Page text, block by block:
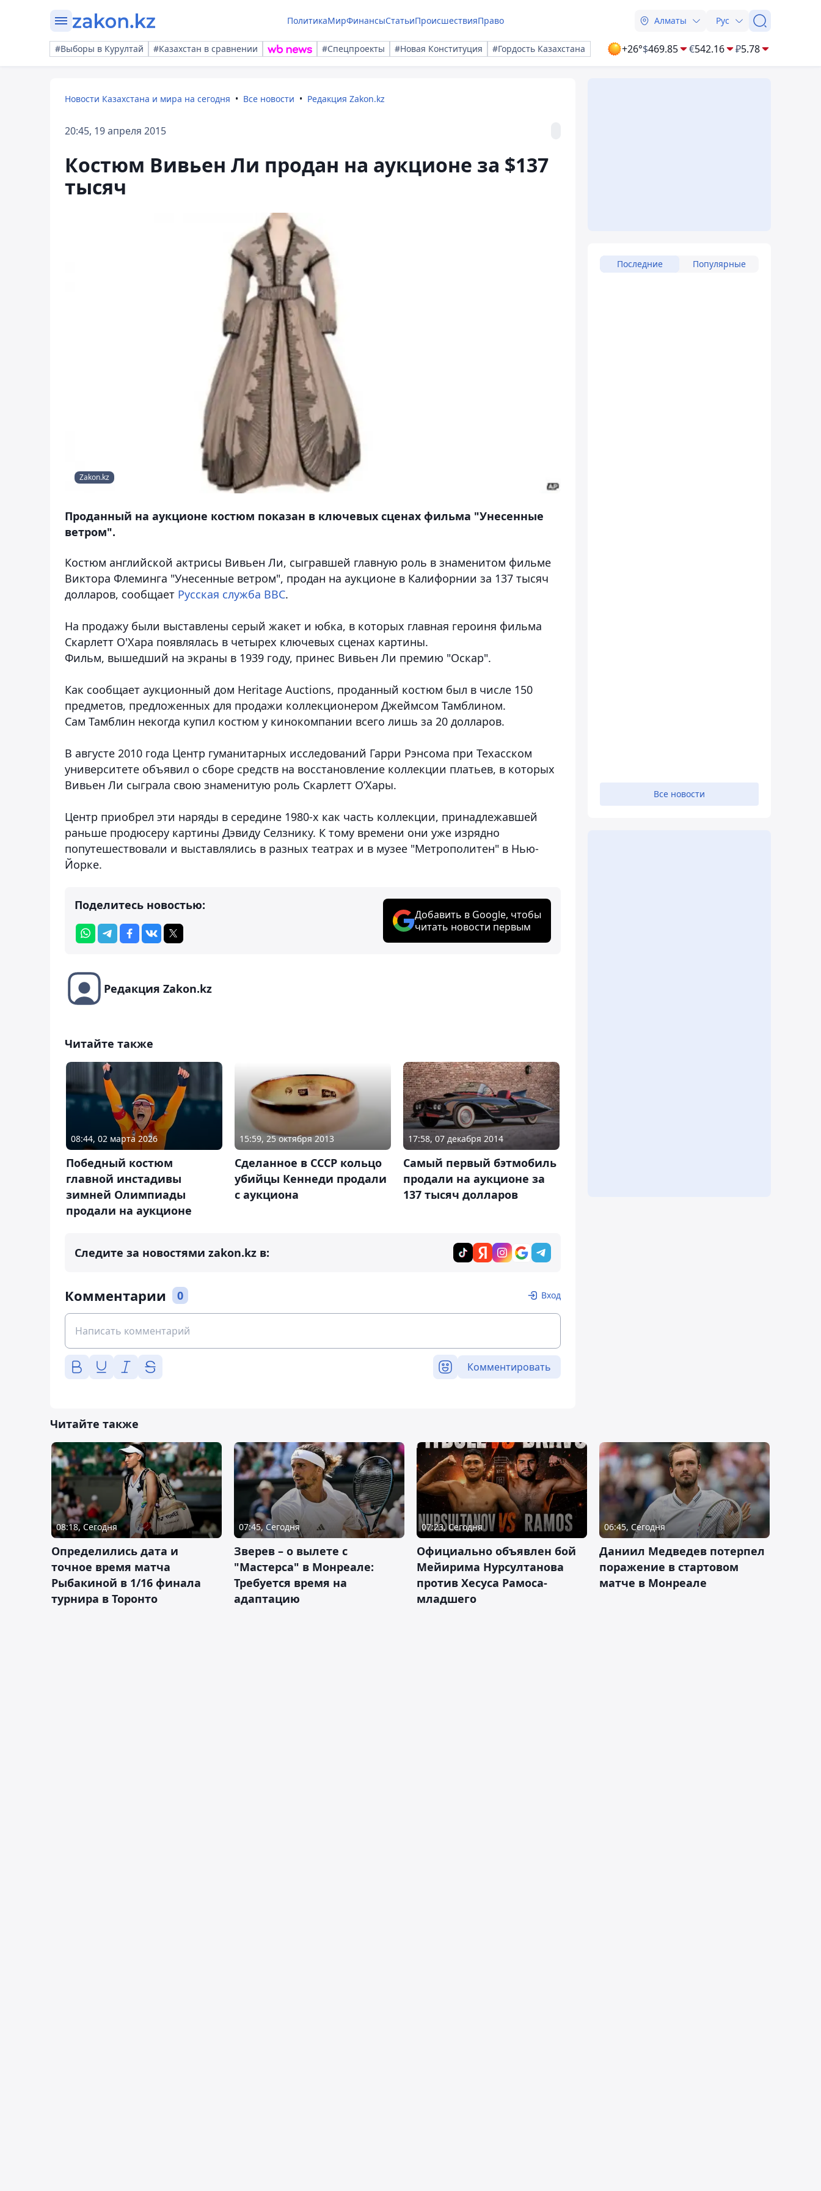
ПолитикаМирФинансыСтатьиПроисшествияПраво Алматы Рус
#Выборы в Курултай #Казахстан в сравнении #Спецпроекты #Новая Конституция #Гордость Казахстана +26°$469.85 €542.16 ₽5.78
Новости Казахстана и мира на сегодня Все новости Редакция Zakon.kz
20:45, 19 апреля 2015
Костюм Вивьен Ли продан на аукционе за $137
тысяч
Zakon.kz
Проданный на аукционе костюм показан в ключевых сценах фильма "Унесенные
ветром".
Костюм английской актрисы Вивьен Ли, сыгравшей главную роль в знаменитом фильме
Виктора Флеминга "Унесенные ветром", продан на аукционе в Калифорнии за 137 тысяч
долларов, сообщает Русская служба ВВС.
На продажу были выставлены серый жакет и юбка, в которых главная героиня фильма
Скарлетт О'Хара появлялась в четырех ключевых сценах картины.
Фильм, вышедший на экраны в 1939 году, принес Вивьен Ли премию "Оскар".
Как сообщает аукционный дом Heritage Auctions, проданный костюм был в числе 150
предметов, предложенных для продажи коллекционером Джеймсом Тамблином.
Сам Тамблин некогда купил костюм у кинокомпании всего лишь за 20 долларов.
В августе 2010 года Центр гуманитарных исследований Гарри Рэнсома при Техасском
университете объявил о сборе средств на восстановление коллекции платьев, в которых
Вивьен Ли сыграла свою знаменитую роль Скарлетт О’Хары.
Центр приобрел эти наряды в середине 1980-х как часть коллекции, принадлежавшей
раньше продюсеру картины Дэвиду Селзнику. К тому времени они уже изрядно
попутешествовали и выставлялись в разных театрах и в музее "Метрополитен" в Нью-
Йорке.
Поделитесь новостью:
Добавить в Google, чтобы
читать новости первым
Редакция Zakon.kz
Читайте также
08:44, 02 марта 2026
Победный костюм
главной инстадивы
зимней Олимпиады
продали на аукционе
15:59, 25 октября 2013
Сделанное в СССР кольцо
убийцы Кеннеди продали
с аукциона
17:58, 07 декабря 2014
Самый первый бэтмобиль
продали на аукционе за
137 тысяч долларов
Следите за новостями zakon.kz в:
Комментарии 0 Вход
Комментировать
Последние Популярные
Все новости
Читайте также
08:18, Сегодня
Определились дата и
точное время матча
Рыбакиной в 1/16 финала
турнира в Торонто
07:45, Сегодня
Зверев – о вылете с
"Мастерса" в Монреале:
Требуется время на
адаптацию
07:23, Сегодня
Официально объявлен бой
Мейирима Нурсултанова
против Хесуса Рамоса-
младшего
06:45, Сегодня
Даниил Медведев потерпел
поражение в стартовом
матче в Монреале